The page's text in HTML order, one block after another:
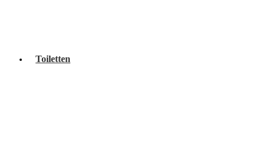
Toiletten